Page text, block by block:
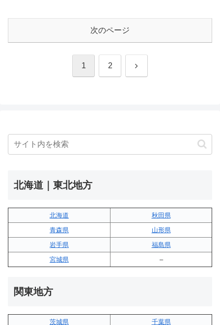
次のページ
1 2 次
北海道｜東北地方
北海道
秋田県
青森県
山形県
岩手県
福島県
宮城県
–
関東地方
茨城県
千葉県